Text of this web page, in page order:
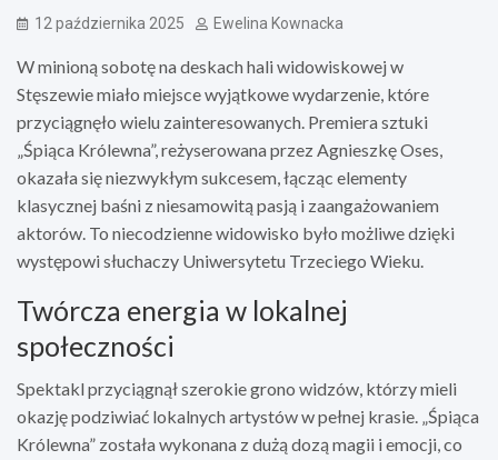
12 października 2025 Ewelina Kownacka
W minioną sobotę na deskach hali widowiskowej w
Stęszewie miało miejsce wyjątkowe wydarzenie, które
przyciągnęło wielu zainteresowanych. Premiera sztuki
„Śpiąca Królewna”, reżyserowana przez Agnieszkę Oses,
okazała się niezwykłym sukcesem, łącząc elementy
klasycznej baśni z niesamowitą pasją i zaangażowaniem
aktorów. To niecodzienne widowisko było możliwe dzięki
występowi słuchaczy Uniwersytetu Trzeciego Wieku.
Twórcza energia w lokalnej
społeczności
Spektakl przyciągnął szerokie grono widzów, którzy mieli
okazję podziwiać lokalnych artystów w pełnej krasie. „Śpiąca
Królewna” została wykonana z dużą dozą magii i emocji, co